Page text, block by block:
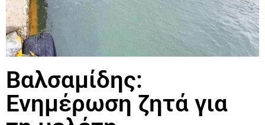
Βαλσαμίδης:
Ενημέρωση ζητά για